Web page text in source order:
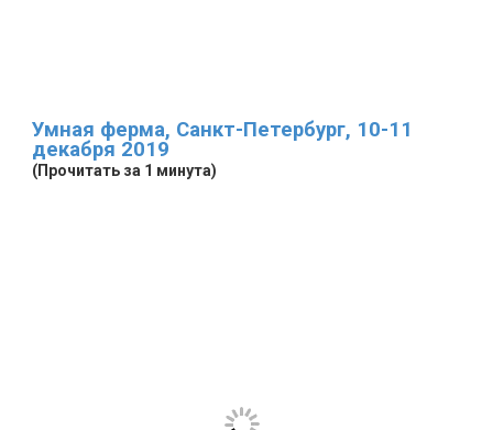
Умная ферма, Санкт-Петербург, 10-11
декабря 2019
(Прочитать за 1 минута)